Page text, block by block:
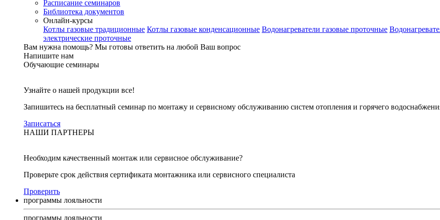
Расписание семинаров
Библиотека документов
Онлайн-курсы
Котлы газовые традиционные Котлы газовые конденсационные Водонагреватели газовые проточные
электрические проточные
Вам нужна помощь? Мы готовы ответить на любой Ваш вопрос
Напишите нам
Обучающие семинары
Узнайте о нашей продукции все!
Запишитесь на бесплатный семинар по монтажу и сервисному обслуживанию систем отопления и горячего
Записаться
НАШИ ПАРТНЕРЫ
Необходим качественный монтаж или сервисное обслуживание?
Проверьте срок действия сертификата монтажника или сервисного специалиста
Проверить
программы лояльности
программы лояльности